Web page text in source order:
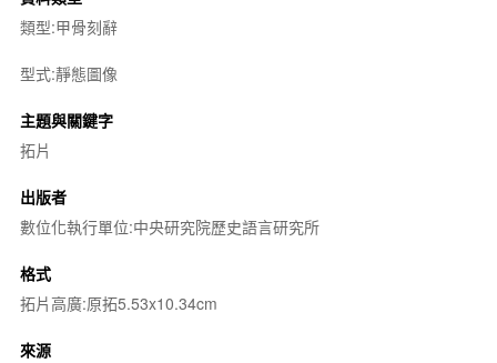
類型:甲骨刻辭
型式:靜態圖像
主題與關鍵字
拓片
出版者
數位化執行單位:中央研究院歷史語言研究所
格式
拓片高廣:原拓5.53x10.34cm
來源